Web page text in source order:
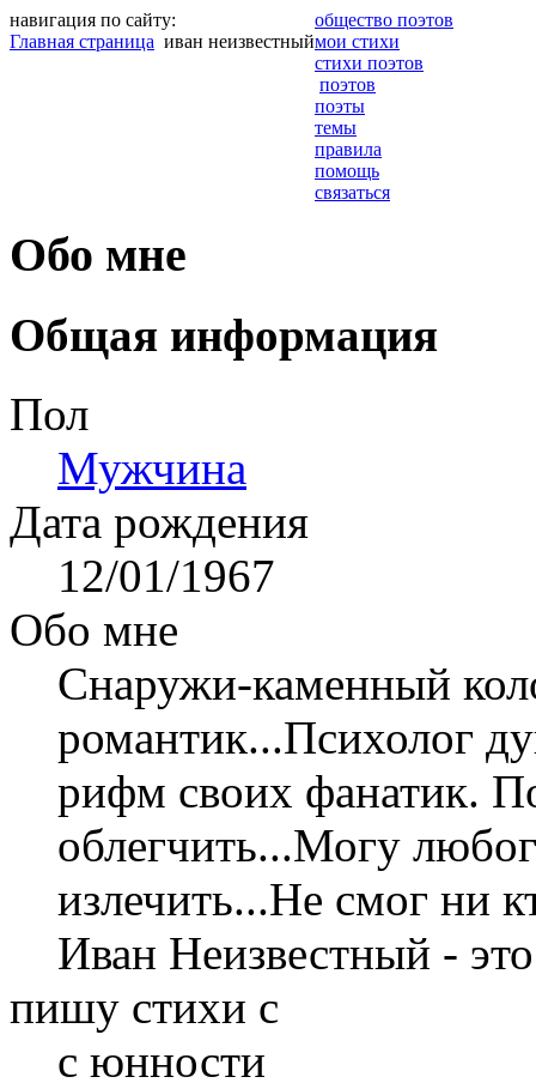
навигация по сайту:
Главная страница иван неизвестный
общество поэтов
мои стихи
стихи поэтов
поэтов
поэты
темы
правила
помощь
связаться
Обо мне
Общая информация
Пол
Мужчина
Дата рождения
12/01/1967
Обо мне
Снаружи-каменный
романтик...Психолог
рифм своих фанатик.
облегчить...Могу
излечить...Не смог ни
Иван Неизвестный -
пишу стихи с
с юнности